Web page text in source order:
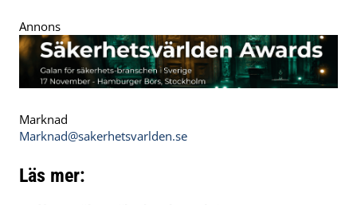
Annons
Marknad
Marknad@sakerhetsvarlden.se
Läs mer: